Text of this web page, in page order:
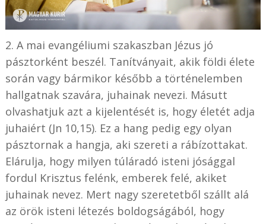
2. A mai evangéliumi szakaszban Jézus jó
pásztorként beszél. Tanítványait, akik földi élete
során vagy bármikor később a történelemben
hallgatnak szavára, juhainak nevezi. Másutt
olvashatjuk azt a kijelentését is, hogy életét adja
juhaiért (Jn 10,15). Ez a hang pedig egy olyan
pásztornak a hangja, aki szereti a rábízottakat.
Elárulja, hogy milyen túláradó isteni jósággal
fordul Krisztus felénk, emberek felé, akiket
juhainak nevez. Mert nagy szeretetből szállt alá
az örök isteni létezés boldogságából, hogy